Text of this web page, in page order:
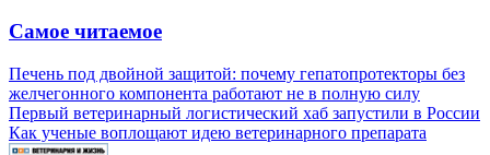
Самое читаемое
Печень под двойной защитой: почему гепатопротекторы без
желчегонного компонента работают не в полную силу
Первый ветеринарный логистический хаб запустили в России
Как ученые воплощают идею ветеринарного препарата